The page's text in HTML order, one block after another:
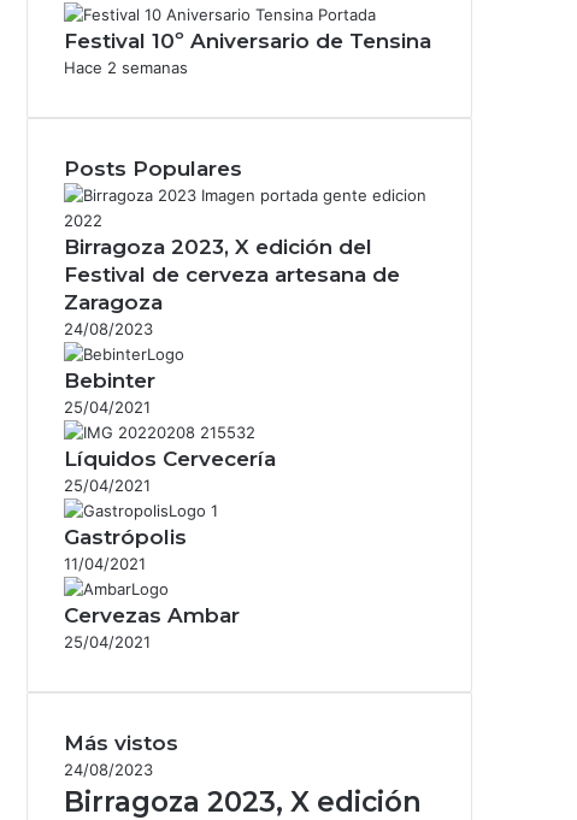
Festival 10º Aniversario de Tensina
Hace 2 semanas
Posts Populares
Birragoza 2023, X edición del
Festival de cerveza artesana de
Zaragoza
24/08/2023
Bebinter
25/04/2021
Líquidos Cervecería
25/04/2021
Gastrópolis
11/04/2021
Cervezas Ambar
25/04/2021
Más vistos
24/08/2023
Birragoza 2023, X edición